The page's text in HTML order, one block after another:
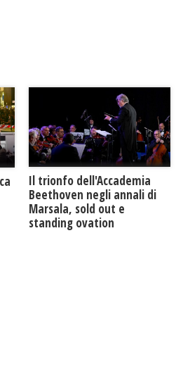
Il trionfo dell'Accademia
Beethoven negli annali di
Marsala, sold out e
standing ovation